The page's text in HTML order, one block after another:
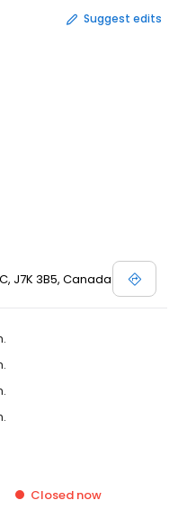
Suggest edits
J7K 3B5, Canada
Closed now